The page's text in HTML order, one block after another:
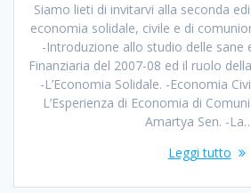
Siamo lieti di invitarvi alla seconda
economia solidale, civile e di
-Introduzione allo studio delle sane
Finanziaria del 2007-08 ed il ruolo
-L’Economia Solidale. -Economia
L’Esperienza di Economia di
Amartya Sen. -
Leggi tutto